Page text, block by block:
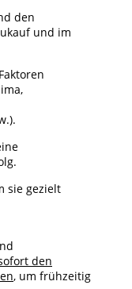
den
und im
sie gezielt
den
, um frühzeitig